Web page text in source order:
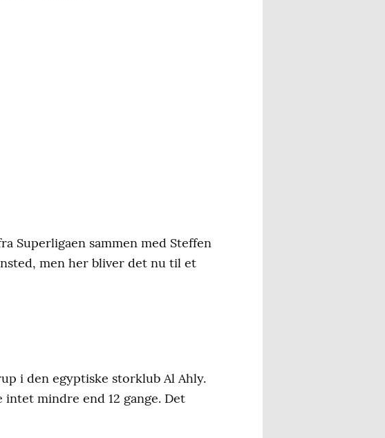
Superligaen sammen med Steffen
men her bliver det nu til et
i den egyptiske storklub Al Ahly.
intet mindre end 12 gange. Det